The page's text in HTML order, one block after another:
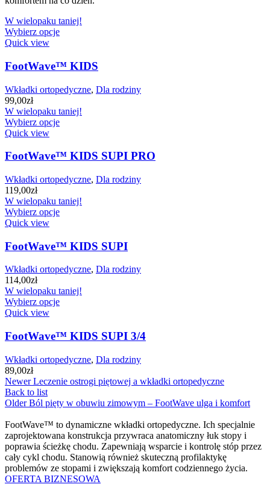
W wielopaku taniej!
Wybierz opcje
Quick view
FootWave™ KIDS
Wkładki ortopedyczne, Dla rodziny
99,00zł
W wielopaku taniej!
Wybierz opcje
Quick view
FootWave™ KIDS SUPI PRO
Wkładki ortopedyczne, Dla rodziny
119,00zł
W wielopaku taniej!
Wybierz opcje
Quick view
FootWave™ KIDS SUPI
Wkładki ortopedyczne, Dla rodziny
114,00zł
W wielopaku taniej!
Wybierz opcje
Quick view
FootWave™ KIDS SUPI 3/4
Wkładki ortopedyczne, Dla rodziny
89,00zł
Newer Leczenie ostrogi piętowej a wkładki ortopedyczne
Back to list
Older Ból pięty w obuwiu zimowym – FootWave ulga i komfort
FootWave™ to dynamiczne wkładki ortopedyczne. Ich specjalnie
zaprojektowana konstrukcja przywraca anatomiczny łuk stopy i
poprawia ścieżkę chodu. Zapewniają wsparcie i kontrolę stóp przez
cały cykl chodu. Stanowią również skuteczną profilaktykę
problemów ze stopami i zwiększają komfort codziennego życia.
OFERTA BIZNESOWA